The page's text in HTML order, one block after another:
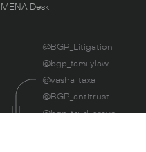
MENA Desk
@BGP_Litigation
@bgp_familylaw
@vasha_taxa
@BGP_antitrust
@bgp_trud_pravo